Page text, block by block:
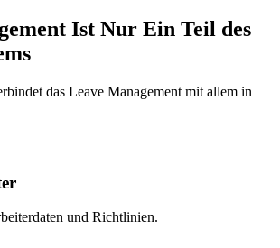
Ist Nur Ein Teil des
das Leave Management mit allem in
und Richtlinien.